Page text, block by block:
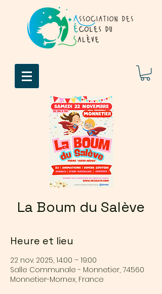
La Boum du Salève
Heure et lieu
22 nov. 2025, 14:00 – 19:00
Salle Communale - Monnetier, 74560
Monnetier-Mornex, France